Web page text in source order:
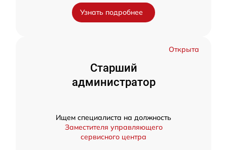
Узнать подробнее
Открыта
Старший
администратор
Ищем специалиста на должность
Заместителя управляющего
сервисного центра